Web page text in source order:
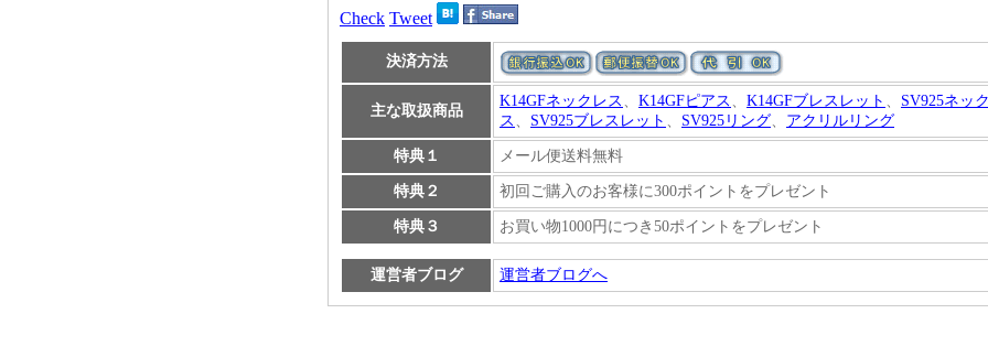
Check Tweet
決済方法
主な取扱商品
K14GFネックレス 、 K14GFピアス 、 K14GFブレスレット 、 SV925ネッ
ス 、 SV925ブレスレット 、 SV925リング、 アクリルリング
特典１ メール便送料無料
特典２ 初回ご購入のお客様に300ポイントをプレゼント
特典３ お買い物1000円につき50ポイントをプレゼント
運営者ブログ 運営者ブログへ